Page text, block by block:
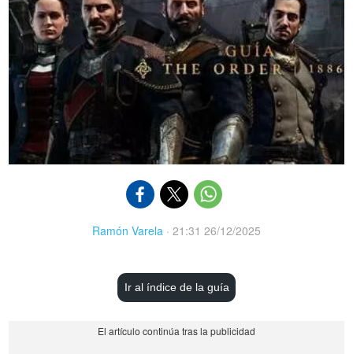
Ramón Varela · 21:31 26/12/2025
Ir al índice de la guía